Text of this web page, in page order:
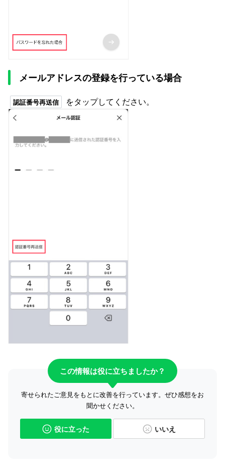
メールアドレスの登録を行っている場合
認証番号再送信 をタップしてください。
この情報は役に立ちましたか？
寄せられたご意見をもとに改善を行っています。ぜひ感想をお
聞かせください。
役に立った いいえ